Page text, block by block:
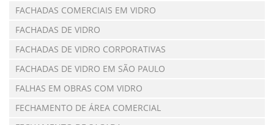
FACHADAS COMERCIAIS EM VIDRO
FACHADAS DE VIDRO
FACHADAS DE VIDRO CORPORATIVAS
FACHADAS DE VIDRO EM SÃO PAULO
FALHAS EM OBRAS COM VIDRO
FECHAMENTO DE ÁREA COMERCIAL